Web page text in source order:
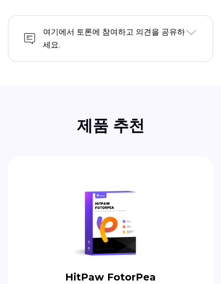
여기에서 토론에 참여하고 의견을 공유하
세요.
제품 추천
HitPaw FotorPea